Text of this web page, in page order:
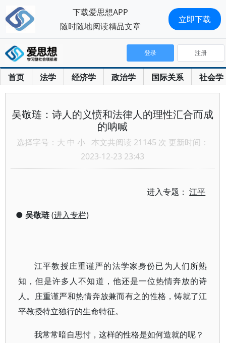
首页 法学 经济学 政治学 国际关系 社会学
登录 注册
吴敬琏：诗人的义愤和法律人的理性汇合而成
的呐喊
选择字号： 大 中 小 本文共阅读 21145 次 更新时间：
2023-12-23 23:43
进入专题：江平
● 吴敬琏(进入专栏)
江平教授庄重谨严的法学家身份已为人们所熟
知，但是许多人不知道，他还是一位热情奔放的诗
人。庄重谨严和热情奔放兼而有之的性格，铸就了江
平教授特立独行的生命特征。
我常常暗自思忖，这样的性格是如何造就的呢？
下载爱思想APP
随时随地阅读精品文章
立即下载